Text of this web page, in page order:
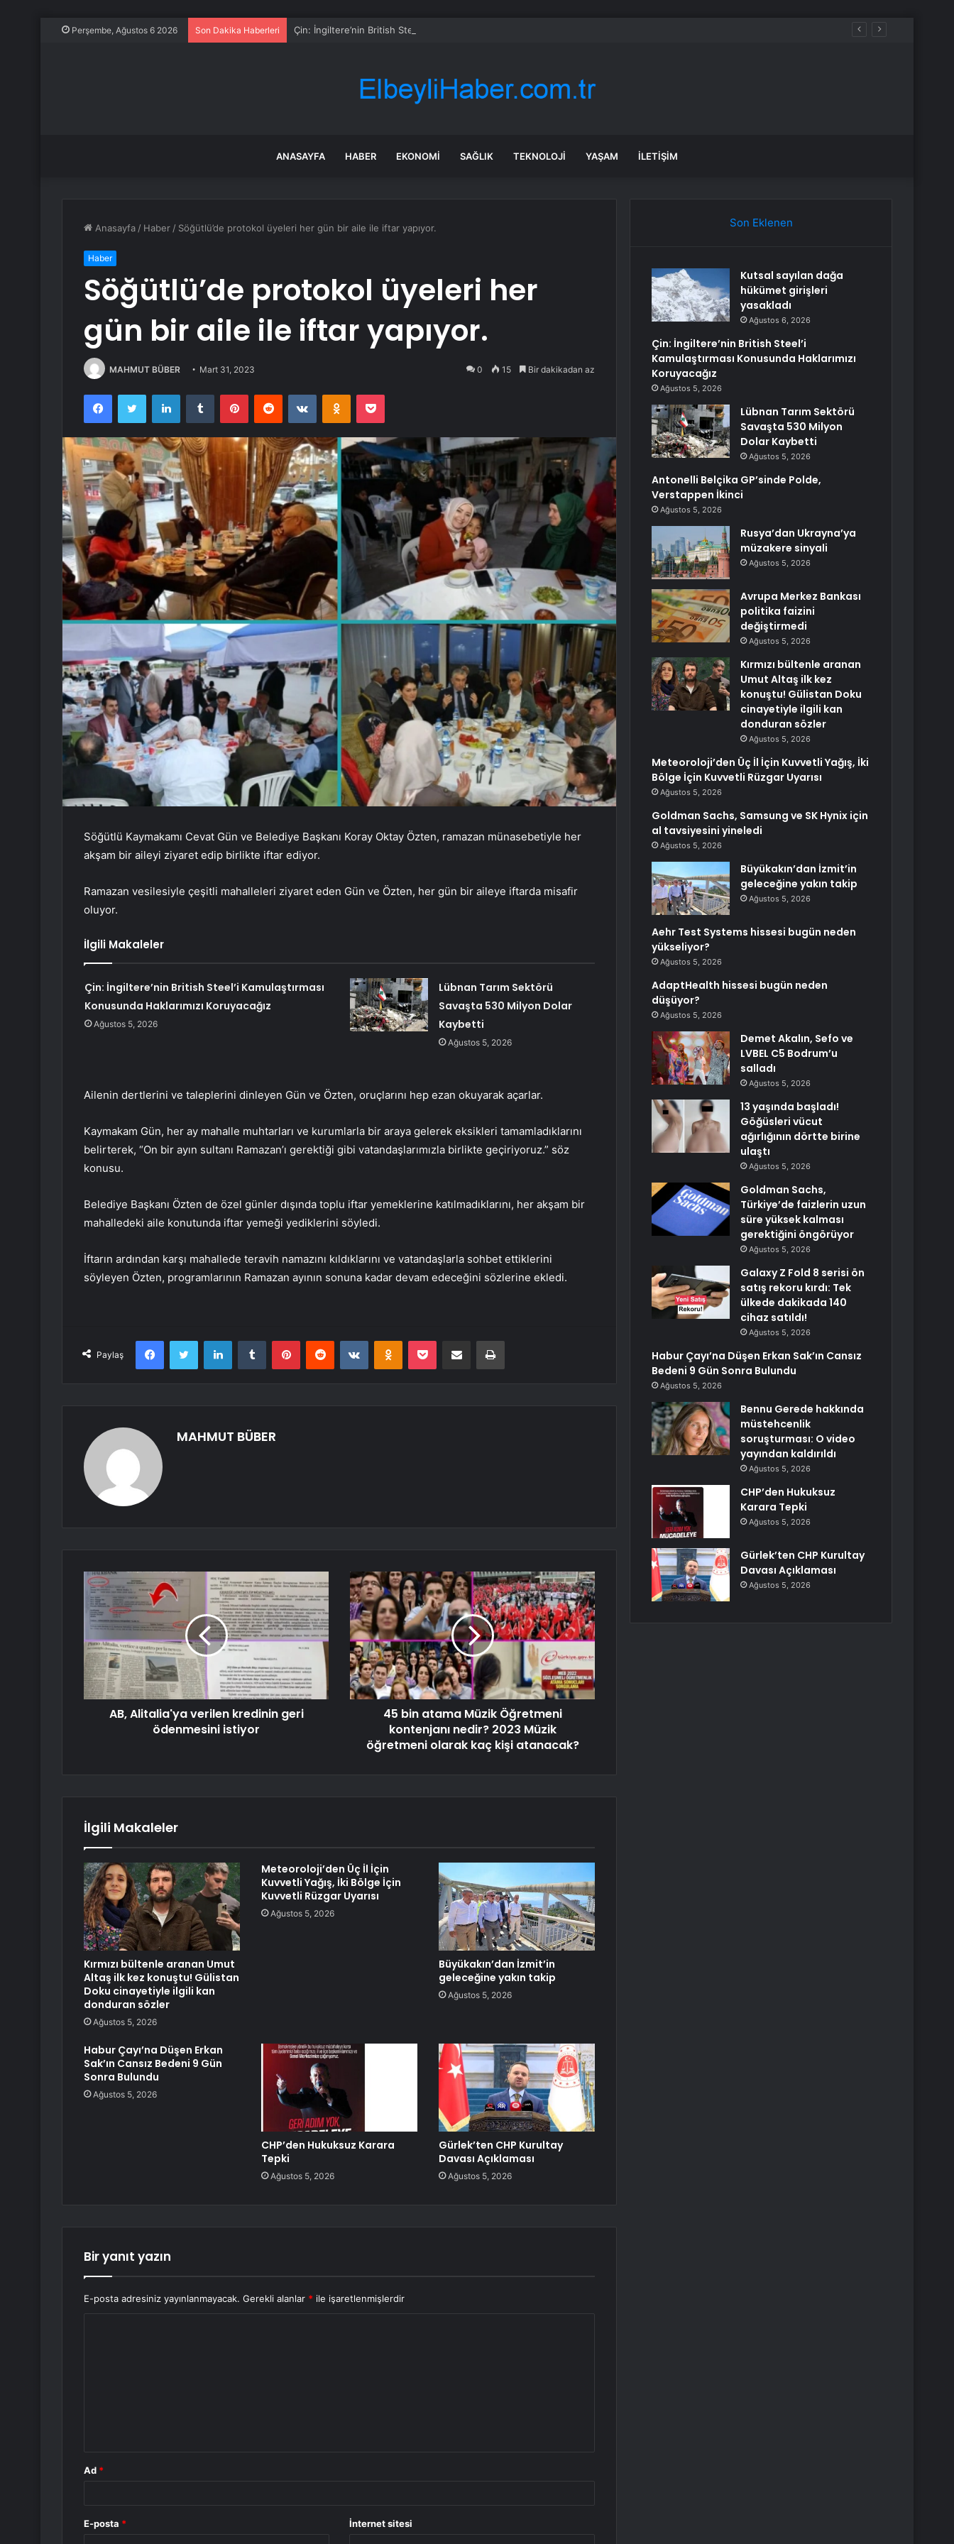
Perşembe, Ağustos 6 2026 Son Dakika Haberleri Çin: İngiltere’nin British Steel’i Kamulaştırması Konusunda Haklarımızı Koruyacağız
ANASAYFA HABER EKONOMI SAĞLIK TEKNOLOJI YAŞAM İLETIŞIM
Anasayfa / Haber / Söğütlü’de protokol üyeleri her gün bir aile ile iftar yapıyor.
Haber
Söğütlü’de protokol üyeleri her
gün bir aile ile iftar yapıyor.
MAHMUT BÜBER Mart 31, 2023 0 15 Bir dakikadan az
FacebookTwitter LinkedInTumblr PinterestReddit VKontakteOdnoklassniki
Pocket
Söğütlü Kaymakamı Cevat Gün ve Belediye Başkanı Koray Oktay Özten, ramazan münasebetiyle her
akşam bir aileyi ziyaret edip birlikte iftar ediyor.
Ramazan vesilesiyle çeşitli mahalleleri ziyaret eden Gün ve Özten, her gün bir aileye iftarda misafir
oluyor.
İlgili Makaleler
Çin: İngiltere’nin British Steel’i Kamulaştırması
Konusunda Haklarımızı Koruyacağız
Ağustos 5, 2026
Lübnan Tarım Sektörü
Savaşta 530 Milyon Dolar
Kaybetti
Ağustos 5, 2026
Ailenin dertlerini ve taleplerini dinleyen Gün ve Özten, oruçlarını hep ezan okuyarak açarlar.
Kaymakam Gün, her ay mahalle muhtarları ve kurumlarla bir araya gelerek eksikleri tamamladıklarını
belirterek, “On bir ayın sultanı Ramazan’ı gerektiği gibi vatandaşlarımızla birlikte geçiriyoruz.” söz
konusu.
Belediye Başkanı Özten de özel günler dışında toplu iftar yemeklerine katılmadıklarını, her akşam bir
mahalledeki aile konutunda iftar yemeği yediklerini söyledi.
İftarın ardından karşı mahallede teravih namazını kıldıklarını ve vatandaşlarla sohbet ettiklerini
söyleyen Özten, programlarının Ramazan ayının sonuna kadar devam edeceğini sözlerine ekledi.
Paylaş
FacebookTwitter LinkedInTumblr PinterestReddit VKontakteOdnoklassniki
Pocket E-Posta ile paylaş Yazdır
MAHMUT BÜBER
AB, Alitalia'ya verilen kredinin geri
ödenmesini istiyor
45 bin atama Müzik Öğretmeni
kontenjanı nedir? 2023 Müzik
öğretmeni olarak kaç kişi atanacak?
İlgili Makaleler
Kırmızı bültenle aranan Umut
Altaş ilk kez konuştu! Gülistan
Doku cinayetiyle ilgili kan
donduran sözler
Ağustos 5, 2026
Meteoroloji’den Üç İl İçin
Kuvvetli Yağış, İki Bölge İçin
Kuvvetli Rüzgar Uyarısı
Ağustos 5, 2026
Büyükakın’dan İzmit’in
geleceğine yakın takip
Ağustos 5, 2026
Habur Çayı’na Düşen Erkan
Sak’ın Cansız Bedeni 9 Gün
Sonra Bulundu
Ağustos 5, 2026
CHP’den Hukuksuz Karara
Tepki
Ağustos 5, 2026
Gürlek’ten CHP Kurultay
Davası Açıklaması
Ağustos 5, 2026
Bir yanıt yazın
E-posta adresiniz yayınlanmayacak. Gerekli alanlar * ile işaretlenmişlerdir
Ad *
E-posta * İnternet sitesi
Son Eklenen
Kutsal sayılan dağa
hükümet girişleri
yasakladı
Ağustos 6, 2026
Çin: İngiltere’nin British Steel’i
Kamulaştırması Konusunda Haklarımızı
Koruyacağız
Ağustos 5, 2026
Lübnan Tarım Sektörü
Savaşta 530 Milyon
Dolar Kaybetti
Ağustos 5, 2026
Antonelli Belçika GP’sinde Polde,
Verstappen İkinci
Ağustos 5, 2026
Rusya’dan Ukrayna’ya
müzakere sinyali
Ağustos 5, 2026
Avrupa Merkez Bankası
politika faizini
değiştirmedi
Ağustos 5, 2026
Kırmızı bültenle aranan
Umut Altaş ilk kez
konuştu! Gülistan Doku
cinayetiyle ilgili kan
donduran sözler
Ağustos 5, 2026
Meteoroloji’den Üç İl İçin Kuvvetli Yağış, İki
Bölge İçin Kuvvetli Rüzgar Uyarısı
Ağustos 5, 2026
Goldman Sachs, Samsung ve SK Hynix için
al tavsiyesini yineledi
Ağustos 5, 2026
Büyükakın’dan İzmit’in
geleceğine yakın takip
Ağustos 5, 2026
Aehr Test Systems hissesi bugün neden
yükseliyor?
Ağustos 5, 2026
AdaptHealth hissesi bugün neden
düşüyor?
Ağustos 5, 2026
Demet Akalın, Sefo ve
LVBEL C5 Bodrum’u
salladı
Ağustos 5, 2026
13 yaşında başladı!
Göğüsleri vücut
ağırlığının dörtte birine
ulaştı
Ağustos 5, 2026
Goldman Sachs,
Türkiye’de faizlerin uzun
süre yüksek kalması
gerektiğini öngörüyor
Ağustos 5, 2026
Galaxy Z Fold 8 serisi ön
satış rekoru kırdı: Tek
ülkede dakikada 140
cihaz satıldı!
Ağustos 5, 2026
Habur Çayı’na Düşen Erkan Sak’ın Cansız
Bedeni 9 Gün Sonra Bulundu
Ağustos 5, 2026
Bennu Gerede hakkında
müstehcenlik
soruşturması: O video
yayından kaldırıldı
Ağustos 5, 2026
CHP’den Hukuksuz
Karara Tepki
Ağustos 5, 2026
Gürlek’ten CHP Kurultay
Davası Açıklaması
Ağustos 5, 2026